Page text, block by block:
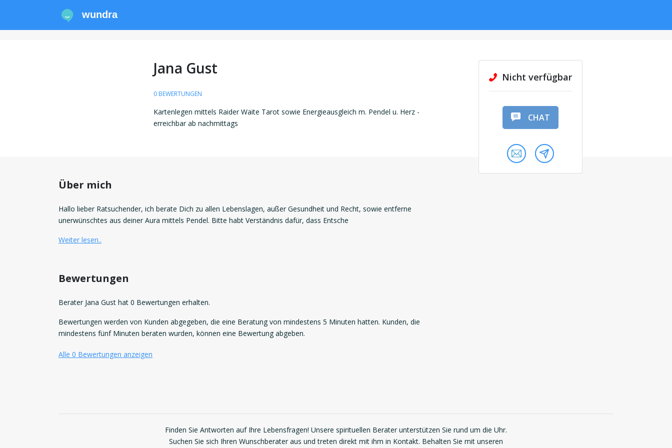
wundra
Nicht verfügbar
CHAT
Jana Gust
0 BEWERTUNGEN
Kartenlegen mittels Raider Waite Tarot sowie Energieausgleich m. Pendel u. Herz -
erreichbar ab nachmittags
Über mich
Hallo lieber Ratsuchender, ich berate Dich zu allen Lebenslagen, außer Gesundheit und Recht, sowie entferne
unerwünschtes aus deiner Aura mittels Pendel. Bitte habt Verständnis dafür, dass Entsche
Weiter lesen..
Bewertungen
Berater Jana Gust hat 0 Bewertungen erhalten.
Bewertungen werden von Kunden abgegeben, die eine Beratung von mindestens 5 Minuten hatten. Kunden, die
mindestens fünf Minuten beraten wurden, können eine Bewertung abgeben.
Alle 0 Bewertungen anzeigen
Finden Sie Antworten auf Ihre Lebensfragen! Unsere spirituellen Berater unterstützen Sie rund um die Uhr.
Suchen Sie sich Ihren Wunschberater aus und treten direkt mit ihm in Kontakt. Behalten Sie mit unseren